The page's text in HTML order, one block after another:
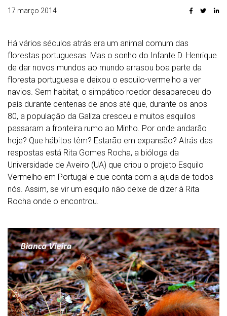
17 março 2014
Há vários séculos atrás era um animal comum das
florestas portuguesas. Mas o sonho do Infante D. Henrique
de dar novos mundos ao mundo arrasou boa parte da
floresta portuguesa e deixou o esquilo-vermelho a ver
navios. Sem habitat, o simpático roedor desapareceu do
país durante centenas de anos até que, durante os anos
80, a população da Galiza cresceu e muitos esquilos
passaram a fronteira rumo ao Minho. Por onde andarão
hoje? Que hábitos têm? Estarão em expansão? Atrás das
respostas está Rita Gomes Rocha, a bióloga da
Universidade de Aveiro (UA) que criou o projeto Esquilo
Vermelho em Portugal e que conta com a ajuda de todos
nós. Assim, se vir um esquilo não deixe de dizer à Rita
Rocha onde o encontrou.